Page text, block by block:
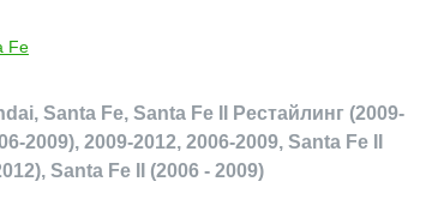
Fe
Santa Fe, Santa Fe II Рестайлинг (2009-
2009), 2009-2012, 2006-2009, Santa Fe II
Santa Fe II (2006 - 2009)